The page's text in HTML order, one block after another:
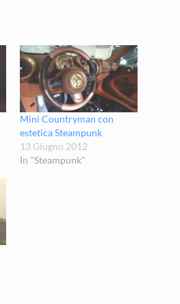
Mini Countryman con
estetica Steampunk
13 Giugno 2012
In "Steampunk"